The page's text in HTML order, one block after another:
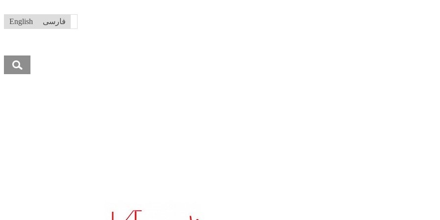
فارسی English